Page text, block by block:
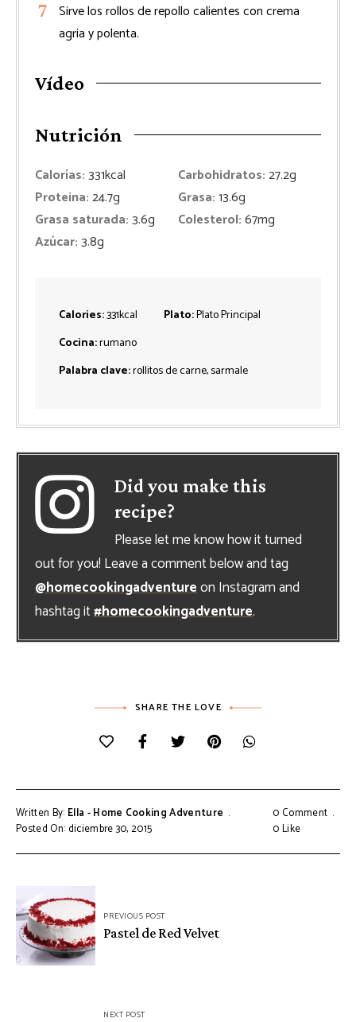
Sirve los rollos de repollo calientes con crema
agria y polenta.
Vídeo
Nutrición
Calorías:331kcal Carbohidratos:27.2g
Proteina:24.7g Grasa:13.6g
Grasa saturada:3.6g Colesterol:67mg
Azúcar:3.8g
Calories:331kcal Plato:Plato Principal
Cocina:rumano
Palabra clave:rollitos de carne, sarmale
Did you make this
recipe?
Please let me know how it turned
out for you! Leave a comment below and tag
@homecookingadventureon Instagram and
hashtag it#homecookingadventure.
SHARE THE LOVE
Written By: Ella - Home Cooking Adventure
Posted On: diciembre 30, 2015
0 Comment
0Like
Navegación
de
entradas
PREVIOUS POST
Pastel de Red Velvet
NEXT POST